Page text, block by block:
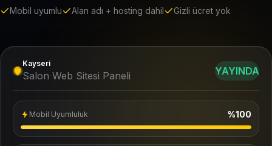
Mobil uyumlu Alan adı + hosting dahil Gizli ücret yok
Kayseri
Salon Web Sitesi Paneli YAYINDA
Mobil Uyumluluk %100